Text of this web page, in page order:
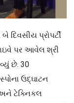
દિવસીય પ્રોપર્ટી
પર આવેલ શ્રી
છે. 30
ઉદ્ઘાટન
ટેક્નિકલ